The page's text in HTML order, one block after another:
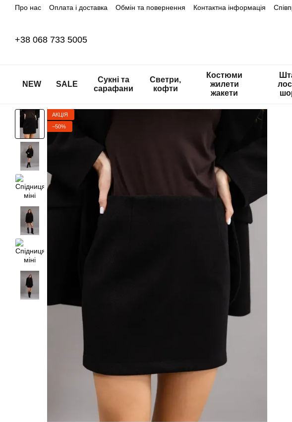
Перейти до основного контенту
Про нас Оплата і доставка Обмін та повернення Контактна інформація
+38 068 733 5005
NEW SALE
Сукні та
сарафани
Светри,
кофти
Костюми
жилети
жакети
АКЦІЯ
−50%